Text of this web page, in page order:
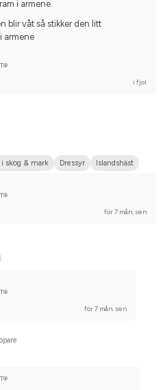
nivå
i armene.
blir våt så stikker den litt
armene
i fjol
skog & mark Dressyr
Islandshäst
för 7 mån. sen
för 7 mån. sen